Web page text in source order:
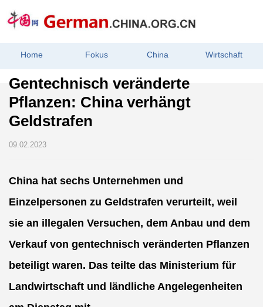
Home Fokus China Wirtschaft
Gentechnisch veränderte
Pflanzen: China verhängt
Geldstrafen
09.02.2023
China hat sechs Unternehmen und
Einzelpersonen zu Geldstrafen verurteilt, weil
sie an illegalen Versuchen, dem Anbau und dem
Verkauf von gentechnisch veränderten Pflanzen
beteiligt waren. Das teilte das Ministerium für
Landwirtschaft und ländliche Angelegenheiten